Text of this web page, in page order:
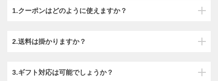
1.クーポンはどのように使えますか？
2.送料は掛かりますか？
3.ギフト対応は可能でしょうか？